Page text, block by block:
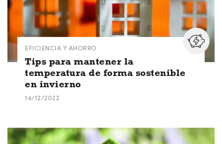
EFICIENCIA Y AHORRO
Tips para mantener la
temperatura de forma sostenible
en invierno
14/12/2022